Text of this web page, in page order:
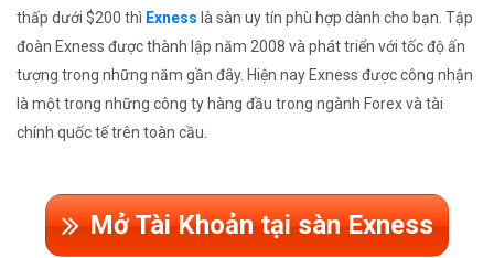
thấp dưới $200 thì Exness là sàn uy tín phù hợp dành cho bạn. Tập
đoàn Exness được thành lập năm 2008 và phát triển với tốc độ ấn
tượng trong những năm gần đây. Hiện nay Exness được công nhận
là một trong những công ty hàng đầu trong ngành Forex và tài
chính quốc tế trên toàn cầu.
Mở Tài Khoản tại sàn Exness